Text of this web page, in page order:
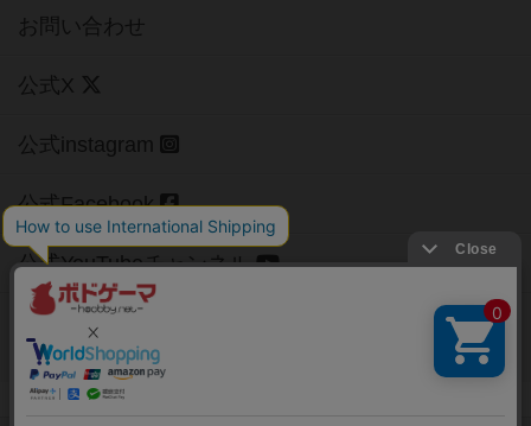
お問い合わせ
公式X
公式instagram
公式Facebook
公式YouTubeチャンネル